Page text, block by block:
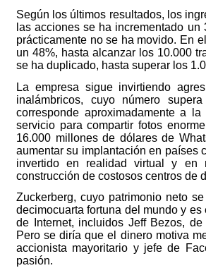
Según los últimos resultados, los
las acciones se ha incrementado
prácticamente no se ha movido. En
un 48%, hasta alcanzar los 10.000
se ha duplicado, hasta superar los
La empresa sigue invirtiendo
inalámbricos, cuyo número
corresponde aproximadamente a
servicio para compartir fotos
16.000 millones de dólares de
aumentar su implantación en países
invertido en realidad virtual y
construcción de costosos centros de
Zuckerberg, cuyo patrimonio neto
decimocuarta fortuna del mundo y
de Internet, incluidos Jeff Bezos,
Pero se diría que el dinero motiva
accionista mayoritario y jefe de
pasión.